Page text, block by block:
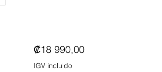
₡18 990,00Precio
IGV incluido